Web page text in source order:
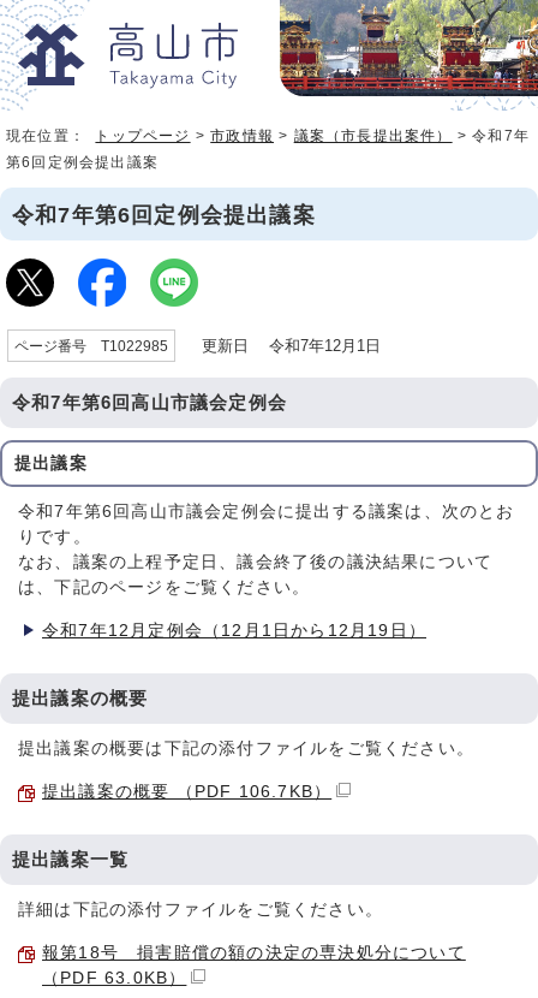
現在位置： トップページ >市政情報 > 議案（市長提出案件）
> 令和7年
第6回定例会提出議案
令和7年第6回定例会提出議案
ページ番号 T1022985 更新日 令和7年12月1日
令和7年第6回高山市議会定例会
提出議案
令和7年第6回高山市議会定例会に提出する議案は、次のとお
りです。
なお、議案の上程予定日、議会終了後の議決結果について
は、下記のページをご覧ください。
令和7年12月定例会（12月1日から12月19日）
提出議案の概要
提出議案の概要は下記の添付ファイルをご覧ください。
提出議案の概要 （PDF 106.7KB）
提出議案一覧
詳細は下記の添付ファイルをご覧ください。
報第18号 損害賠償の額の決定の専決処分について
（PDF 63.0KB）